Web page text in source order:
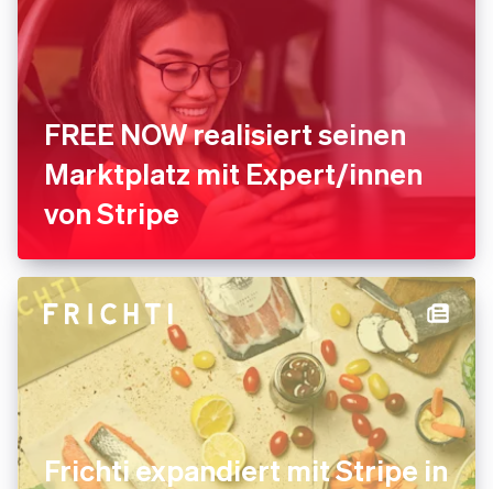
FREE NOW realisiert seinen
Marktplatz mit Expert/innen
von Stripe
Frichti expandiert mit Stripe in